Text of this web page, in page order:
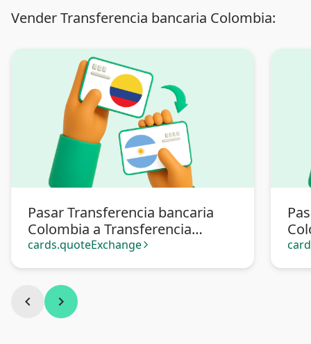
Vender Transferencia bancaria Colombia:
Pasar Transferencia bancaria
Colombia a Transferencia
bancaria Argentina
cards.quoteExchange arrow_forward_ios
chevron_left chevron_right